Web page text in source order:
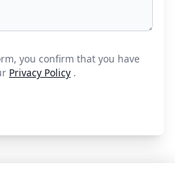
you confirm that you have
Privacy Policy .